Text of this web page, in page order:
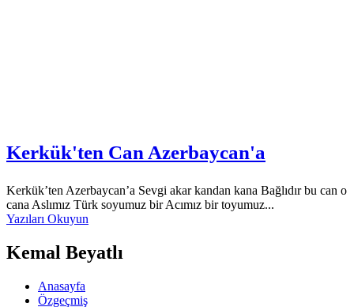
Kerkük'ten Can Azerbaycan'a
Kerkük’ten Azerbaycan’a Sevgi akar kandan kana Bağlıdır bu can o
cana Aslımız Türk soyumuz bir Acımız bir toyumuz...
Yazıları Okuyun
Kemal Beyatlı
Anasayfa
Özgeçmiş